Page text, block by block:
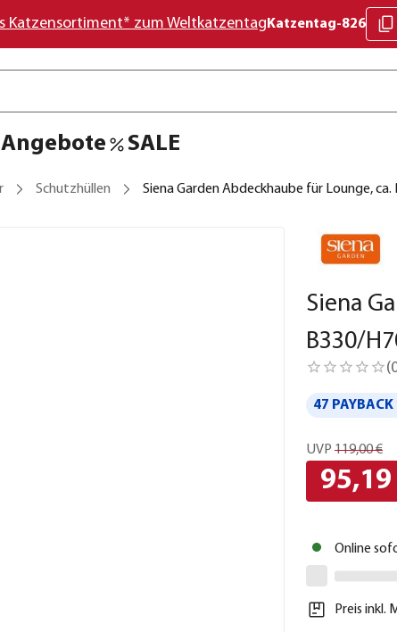
Katzensortiment* zum Weltkatzentag Katzentag-826
Angebote SALE
Schutzhüllen Siena Garden Abdeckhaube für Lounge, ca.
Siena
B330/
(
47
UVP 119,00 €
95,19
Online
Preis inkl.